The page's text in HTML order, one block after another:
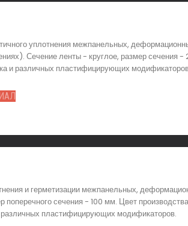
уплотнения межпанельных,
Сечение ленты - круглое, размер сечения
и различных пластифицирующих
и герметизации межпанельных,
сечения - 100 мм. Цвет
различных пластифицирующих модификаторов.